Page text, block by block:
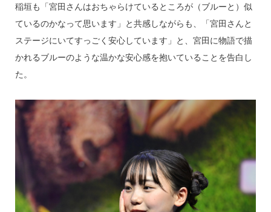
稲垣も「宮田さんはおちゃらけているところが（ブルーと）似
ているのかなって思います」と共感しながらも、「宮田さんと
ステージにいてすっごく安心しています」と、宮田に物語で描
かれるブルーのような温かな安心感を抱いていることを告白し
た。